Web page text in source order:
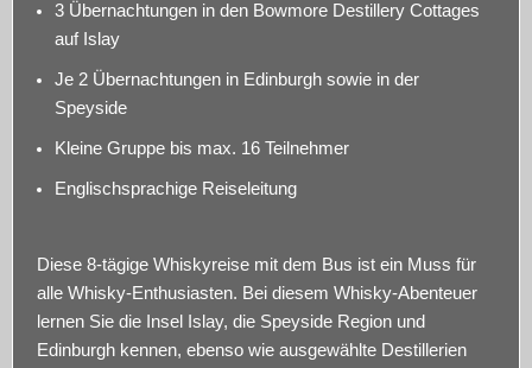
3 Übernachtungen in den Bowmore Destillery Cottages
auf Islay
Je 2 Übernachtungen in Edinburgh sowie in der
Speyside
Kleine Gruppe bis max. 16 Teilnehmer
Englischsprachige Reiseleitung
Diese 8-tägige Whiskyreise mit dem Bus ist ein Muss für
alle Whisky-Enthusiasten. Bei diesem Whisky-Abenteuer
lernen Sie die Insel Islay, die Speyside Region und
Edinburgh kennen, ebenso wie ausgewählte Destillerien